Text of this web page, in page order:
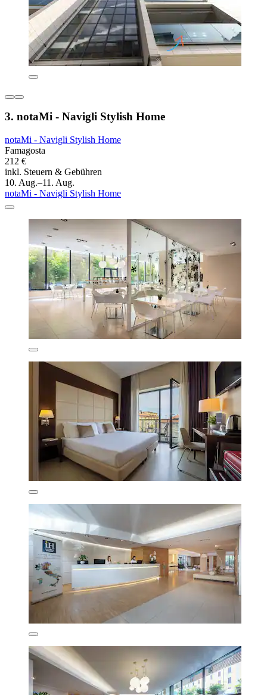
3. notaMi - Navigli Stylish Home
notaMi - Navigli Stylish Home
Famagosta
212 €
inkl. Steuern & Gebühren
10. Aug.–11. Aug.
notaMi - Navigli Stylish Home